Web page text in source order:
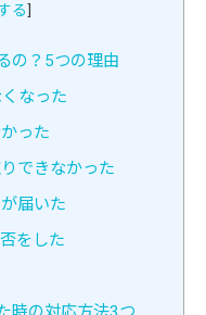
る]
の？5つの理由
なった
った
できなかった
届いた
をした